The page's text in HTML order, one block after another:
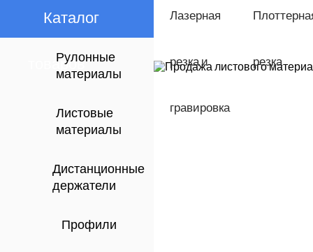
Каталог
товаров
Рулонные
материалы
Листовые
материалы
Дистанционные
держатели
Профили
Лазерная
резка и
гравировка
резка